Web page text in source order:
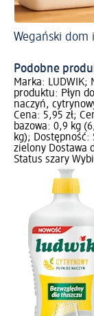
Wegański dom
Podobne
Marka: LUDWIK;
produktu: Płyn
naczyń,
Cena: 5,95 zł;
bazowa: 0,9 kg
kg); Dostępność:
zielony Dostawa
Status szary